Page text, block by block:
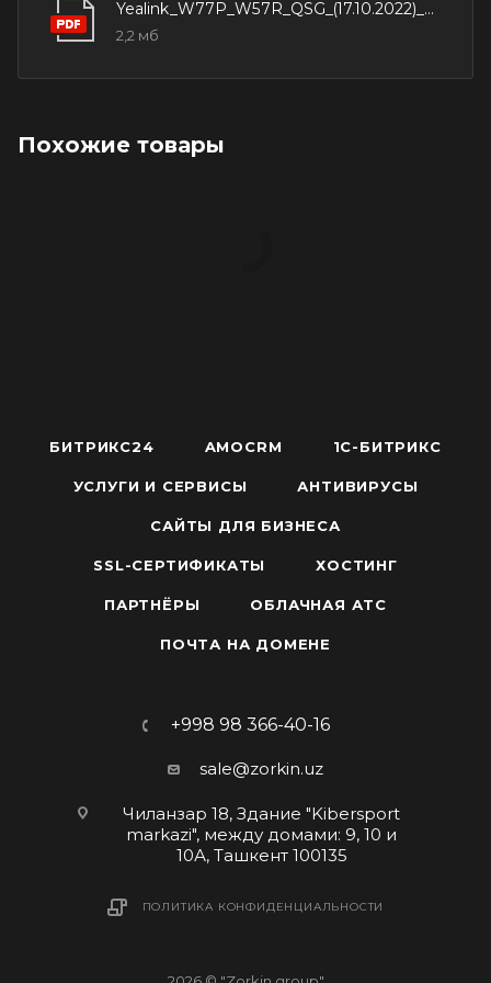
программируемые кнопки, 6 функциональных
Температура хранения: -30~70 °C.
Yealink_W77P_W57R_QSG_(17.10.2022)_outlines
2,2 мб
Похожие товары
БИТРИКС24 AMOCRM 1С-БИТРИКС
УСЛУГИ И СЕРВИСЫ АНТИВИРУСЫ
САЙТЫ ДЛЯ БИЗНЕСА
SSL-СЕРТИФИКАТЫ ХОСТИНГ
ПАРТНЁРЫ ОБЛАЧНАЯ АТС
ПОЧТА НА ДОМЕНЕ
+998 98 366-40-16
sale@zorkin.uz
Чиланзар 18, Здание "Kibersport
markazi", между домами: 9, 10 и
10А, Ташкент 100135
ПОЛИТИКА КОНФИДЕНЦИАЛЬНОСТИ